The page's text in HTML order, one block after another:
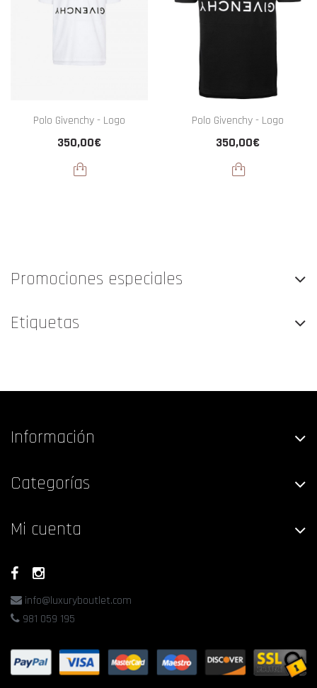
Polo Givenchy - Logo
350,00€
Polo Givenchy - Logo
350,00€
Promociones especiales
Etiquetas
Información
Categorías
Mi cuenta
info@luxuryboutlet.com
981 059 195